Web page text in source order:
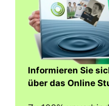
Informieren Sie
über das Online